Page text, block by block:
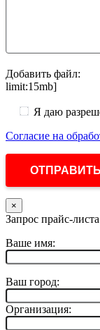
Добавить файл:
limit:15mb]
Я даю
Согласие на
×
Запрос прайс-листа
Ваше имя:
Ваш город:
Организация: